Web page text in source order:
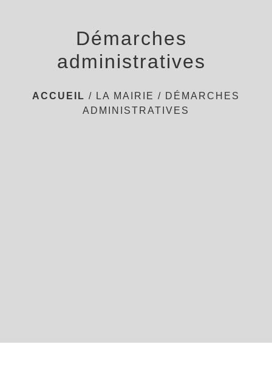
Démarches
administratives
ACCUEIL / LA MAIRIE / DÉMARCHES
ADMINISTRATIVES